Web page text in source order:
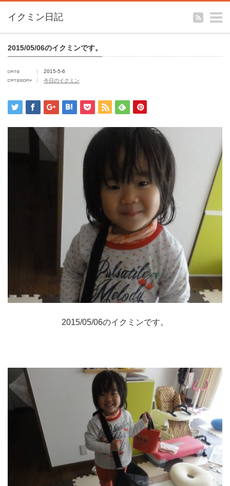
イクミン日記
2015/05/06のイクミンです。
2015-5-6
今日のイクミン
2015/05/06のイクミンです。